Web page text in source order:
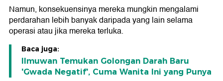
Namun, konsekuensinya mereka mungkin mengalami
perdarahan lebih banyak daripada yang lain selama
operasi atau jika mereka terluka.
Baca juga:
Ilmuwan Temukan Golongan Darah Baru
'Gwada Negatif', Cuma Wanita Ini yang Punya